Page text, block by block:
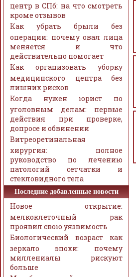
центр в СПб: на что смотреть
кроме отзывов
Как убрать брыли без
операции: почему овал лица
меняется и что
действительно помогает
Как организовать уборку
медицинского центра без
лишних рисков
Когда нужен юрист по
уголовным делам: первые
действия при проверке,
допросе и обвинении
Витреоретинальная
хирургия: полное
руководство по лечению
патологий сетчатки и
стекловидного тела
Последние добавленные новости
Новое открытие:
мелкоклеточный рак
проявил свою уязвимость
Биологический возраст как
зеркало эпохи: почему
миллениалы рискуют
больше